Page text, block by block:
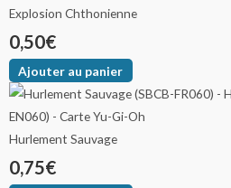
Explosion Chthonienne
0,50€
Ajouter au panier
Hurlement Sauvage
0,75€